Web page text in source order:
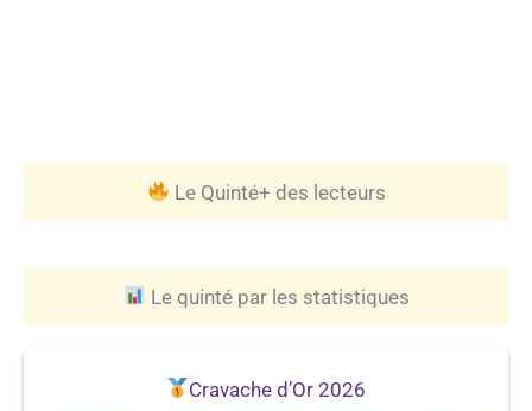
Le Quinté+ des lecteurs
Le quinté par les statistiques
Cravache d’Or 2026